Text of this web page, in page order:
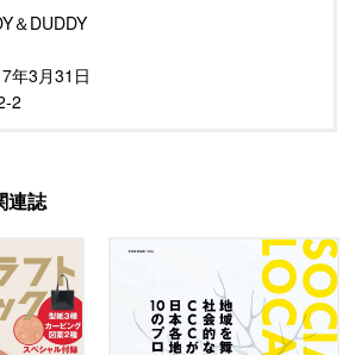
＆DUDDY
年3月31日
2
連誌